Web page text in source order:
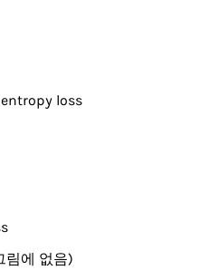
loss
에 없음)